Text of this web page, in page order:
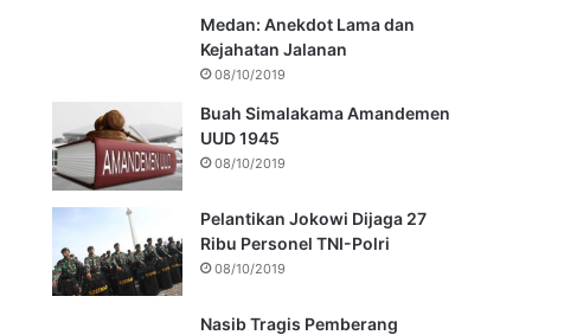
Medan: Anekdot Lama dan
Kejahatan Jalanan
08/10/2019
Buah Simalakama Amandemen
UUD 1945
08/10/2019
Pelantikan Jokowi Dijaga 27
Ribu Personel TNI-Polri
08/10/2019
Nasib Tragis Pemberang